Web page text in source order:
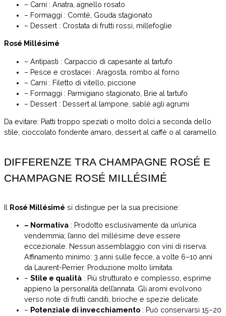
– Carni : Anatra, agnello rosato
– Formaggi : Comté, Gouda stagionato
– Dessert : Crostata di frutti rossi, millefoglie
Rosé Millésimé
– Antipasti : Carpaccio di capesante al tartufo
– Pesce e crostacei : Aragosta, rombo al forno
– Carni : Filetto di vitello, piccione
– Formaggi : Parmigiano stagionato, Brie al tartufo
– Dessert : Dessert al lampone, sablé agli agrumi
Da evitare: Piatti troppo speziati o molto dolci a seconda dello
stile, cioccolato fondente amaro, dessert al caffè o al caramello.
DIFFERENZE TRA CHAMPAGNE ROSÉ E
CHAMPAGNE ROSÉ MILLÉSIMÉ
Rosé Millésimé si distingue per la sua precisione:
– Normativa : Prodotto esclusivamente da un’unica
vendemmia; l’anno del millésime deve essere
eccezionale. Nessun assemblaggio con vini di riserva.
Affinamento minimo: 3 anni sulle fecce, a volte 6–10 anni
da Laurent-Perrier. Produzione molto limitata.
– Stile e qualità : Più strutturato e complesso, esprime
appieno la personalità dell’annata. Gli aromi evolvono
verso note di frutti canditi, brioche e spezie delicate.
– Potenziale di invecchiamento : Può conservarsi 15–20